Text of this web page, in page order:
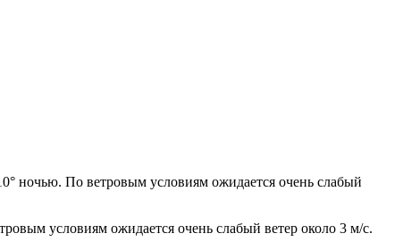
ночью. По ветровым условиям ожидается очень слабый
условиям ожидается очень слабый ветер около 3 м/с.